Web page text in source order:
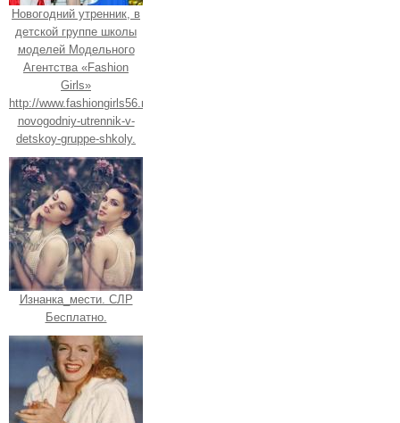
Новогодний утренник, в
детской группе школы
моделей Модельного
Агентства «Fashion
Girls»
http://www.fashiongirls56.ru/e/3241688-
novogodniy-utrennik-v-
detskoy-gruppe-shkoly.
Изнанка_мести. СЛР
Бесплатно.